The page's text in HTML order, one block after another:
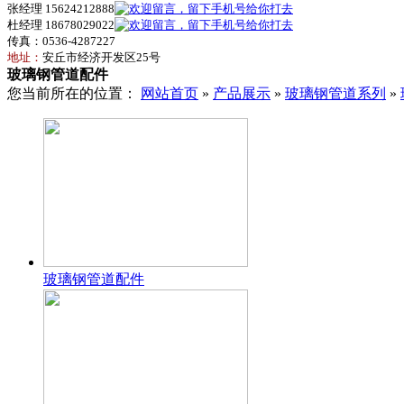
张经理 15624212888
杜经理 18678029022
传真：0536-4287227
地址： 安丘市经济开发区25号
玻璃钢管道配件
您当前所在的位置：
网站首页 » 产品展示 » 玻璃钢管道系列 »
玻璃钢管道配件